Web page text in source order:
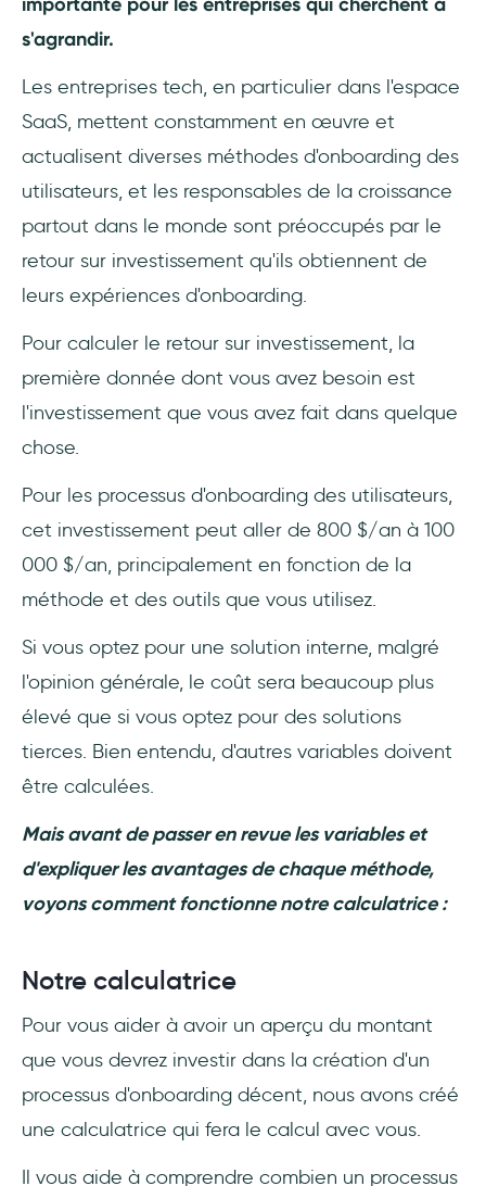
s'agrandir.
Les entreprises tech, en particulier dans l'espace
SaaS, mettent constamment en œuvre et
actualisent diverses méthodes d'onboarding des
utilisateurs, et les responsables de la croissance
partout dans le monde sont préoccupés par le
retour sur investissement qu'ils obtiennent de
leurs expériences d'onboarding.
Pour calculer le retour sur investissement, la
première donnée dont vous avez besoin est
l'investissement que vous avez fait dans quelque
chose.
Pour les processus d'onboarding des utilisateurs,
cet investissement peut aller de 800 $/an à 100
000 $/an, principalement en fonction de la
méthode et des outils que vous utilisez.
Si vous optez pour une solution interne, malgré
l'opinion générale, le coût sera beaucoup plus
élevé que si vous optez pour des solutions
tierces. Bien entendu, d'autres variables doivent
être calculées.
Mais avant de passer en revue les variables et
d'expliquer les avantages de chaque méthode,
voyons comment fonctionne notre calculatrice :
Notre calculatrice
Pour vous aider à avoir un aperçu du montant
que vous devrez investir dans la création d'un
processus d'onboarding décent, nous avons créé
une calculatrice qui fera le calcul avec vous.
Il vous aide à comprendre combien un processus